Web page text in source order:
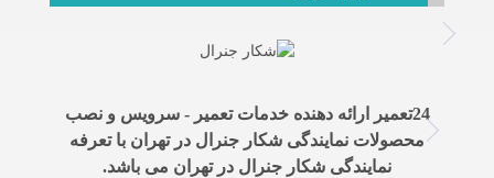
24تعمیر ارائه دهنده خدمات تعمیر - سرویس و نصب
محصولات نمایندگی شکار جنرال در تهران با تعرفه
نمایندگی شکار جنرال در تهران می باشد.